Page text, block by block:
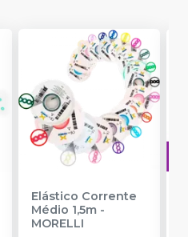
Elástico Corrente
Médio 1,5m-
MORELLI